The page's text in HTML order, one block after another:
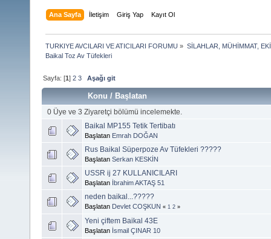
Ana Sayfa İletişim Giriş Yap Kayıt Ol
TURKIYE AVCILARI VE ATICILARI FORUMU » SİLAHLAR, MÜHİMMAT,
Baikal Toz Av Tüfekleri
Sayfa: [1]2 3 Aşağı git
Konu /Başlatan
0 Üye ve 3 Ziyaretçi bölümü incelemekte.
Baikal MP155 Tetik Tertibatı
Başlatan Emrah DOĞAN
Rus Baikal Süperpoze Av Tüfekleri ?????
Başlatan Serkan KESKİN
USSR ij 27 KULLANICILARI
Başlatan İbrahim AKTAŞ 51
neden baikal...?????
Başlatan Devlet COŞKUN « 1 2 »
Yeni çiftem Baikal 43E
Başlatan İsmail ÇINAR 10